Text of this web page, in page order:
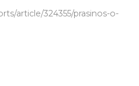
article/324355/prasinos-o-